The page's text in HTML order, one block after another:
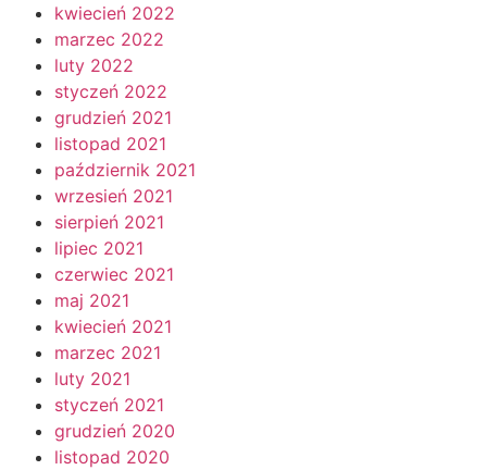
kwiecień 2022
marzec 2022
luty 2022
styczeń 2022
grudzień 2021
listopad 2021
październik 2021
wrzesień 2021
sierpień 2021
lipiec 2021
czerwiec 2021
maj 2021
kwiecień 2021
marzec 2021
luty 2021
styczeń 2021
grudzień 2020
listopad 2020